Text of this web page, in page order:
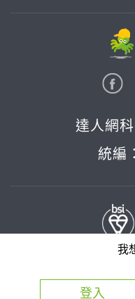
我
登入
達人網
統編
© 2026